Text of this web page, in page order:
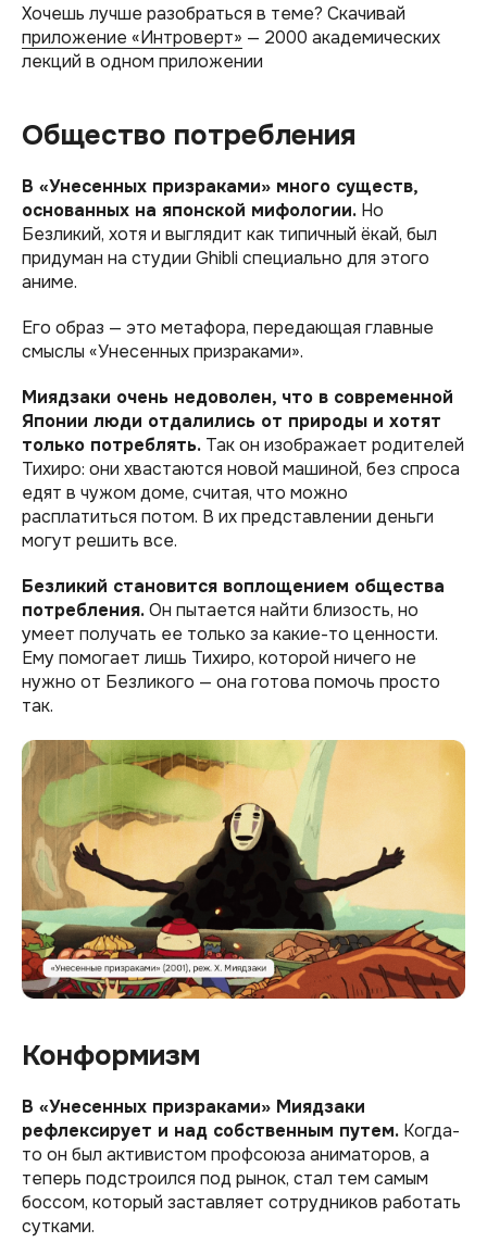
Хочешь лучше разобраться в теме? Скачивай
приложение «Интроверт» — 2000 академических
лекций в одном приложении
Общество потребления
В «Унесенных призраками» много существ,
основанных на японской мифологии. Но
Безликий, хотя и выглядит как типичный ёкай, был
придуман на студии Ghibli специально для этого
аниме.
Его образ — это метафора, передающая главные
смыслы «Унесенных призраками».
Миядзаки очень недоволен, что в современной
Японии люди отдалились от природы и хотят
только потреблять. Так он изображает родителей
Тихиро: они хвастаются новой машиной, без спроса
едят в чужом доме, считая, что можно
расплатиться потом. В их представлении деньги
могут решить все.
Безликий становится воплощением общества
потребления.Он пытается найти близость, но
умеет получать ее только за какие-то ценности.
Ему помогает лишь Тихиро, которой ничего не
нужно от Безликого — она готова помочь просто
так.
Конформизм
В «Унесенных призраками» Миядзаки
рефлексирует и над собственным путем. Когда-
то он был активистом профсоюза аниматоров, а
теперь подстроился под рынок, стал тем самым
боссом, который заставляет сотрудников работать
сутками.